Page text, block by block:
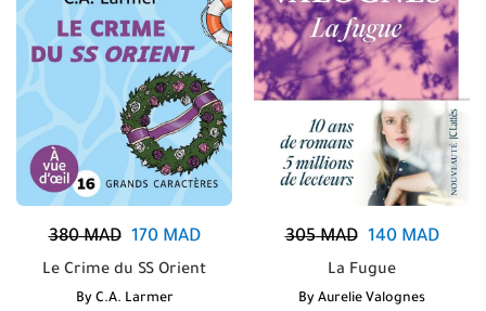
380MAD 170MAD
Le Crime du SS Orient
By C.A. Larmer
305MAD 140MAD
La Fugue
By Aurelie Valognes